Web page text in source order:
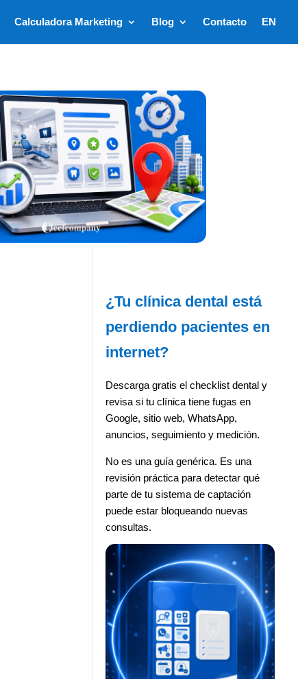
Calculadora Marketing Blog Contacto EN
¿Tu clínica dental está
perdiendo pacientes en
internet?
Descarga gratis el checklist dental y
revisa si tu clínica tiene fugas en
Google, sitio web, WhatsApp,
anuncios, seguimiento y medición.
No es una guía genérica. Es una
revisión práctica para detectar qué
parte de tu sistema de captación
puede estar bloqueando nuevas
consultas.